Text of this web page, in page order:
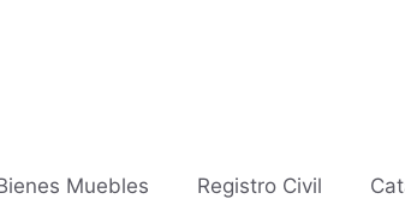
Muebles Registro Civil